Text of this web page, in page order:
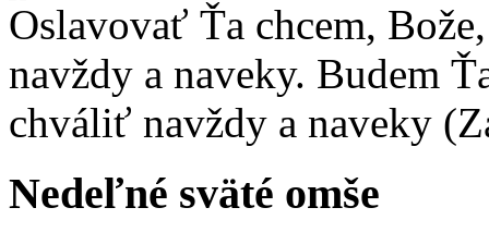
Malý chlapec sa modlí:
Pane Bože, ďakujem za otecka, za mamičku a prosím aj za Teba,
Oslavovať Ťa chcem,
navždy a naveky. Budem
chváliť navždy a naveky
Nedeľné sväté omše